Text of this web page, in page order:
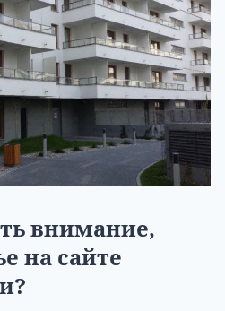
внимание,
на сайте